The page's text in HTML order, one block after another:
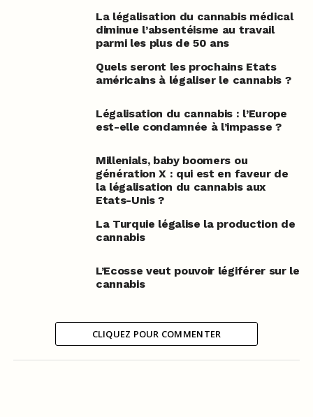
La légalisation du cannabis médical
diminue l’absentéisme au travail
parmi les plus de 50 ans
Quels seront les prochains Etats
américains à légaliser le cannabis ?
Légalisation du cannabis : l’Europe
est-elle condamnée à l’impasse ?
Millenials, baby boomers ou
génération X : qui est en faveur de
la légalisation du cannabis aux
Etats-Unis ?
La Turquie légalise la production de
cannabis
L’Ecosse veut pouvoir légiférer sur le
cannabis
CLIQUEZ POUR COMMENTER